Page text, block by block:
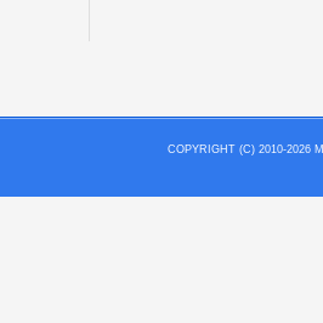
COPYRIGHT (C) 2010-